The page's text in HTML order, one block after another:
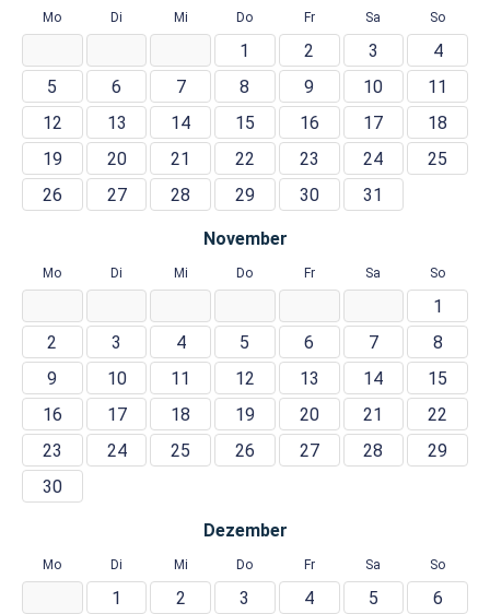
Mo Di Mi Do Fr Sa So
1 2 3
4
5
6 7 8 9 10
11
12
13 14 15 16 17
18
19
20 21 22 23 24
25
26
27 28 29 30 31
November
Mo Di Mi Do Fr Sa So
1
2
3 4 5 6 7
8
9
10 11 12 13 14
15
16
17 18 19 20 21
22
23
24 25 26 27 28
29
30
Dezember
Mo Di Mi Do Fr Sa So
1 2 3 4 5
6